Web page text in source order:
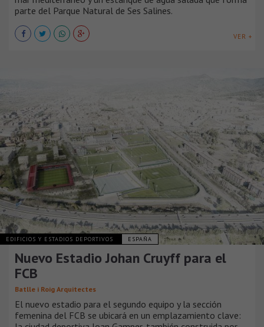
parte del Parque Natural de Ses Salines.
VER +
EDIFICIOS Y ESTADIOS DEPORTIVOS ESPAÑA
Nuevo Estadio Johan Cruyff para el
FCB
Batlle i Roig Arquitectes
El nuevo estadio para el segundo equipo y la sección
femenina del FCB se ubicará en un emplazamiento clave: